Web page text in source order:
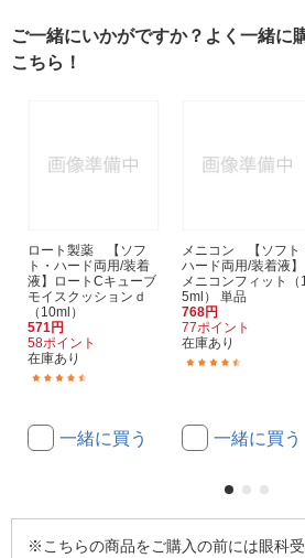
ご一緒にいかがですか？よく一緒に
こちら！
ロート製薬 【ソフ
ト・ハード両用/装着
液】ロートCキューブ
モイスクッションｄ
（10ml）
571円
58ポイント
在庫あり
一緒に買う
メニコン 【ソフト
ハード両用/装着液】
メニコンフィット（1
5ml） 単品
768円
77ポイント
在庫あり
一緒に買う
※こちらの商品をご購入の前には眼科